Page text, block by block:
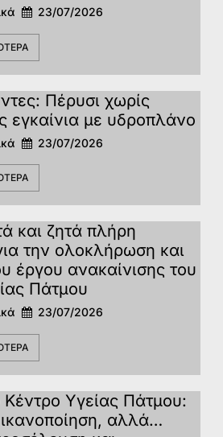
23/07/2026
Πέρυσι χωρίς
εγκαίνια με υδροπλάνο
23/07/2026
και ζητά πλήρη
την ολοκλήρωση και
έργου ανακαίνισης του
Πάτμου
23/07/2026
Κέντρο Υγείας Πάτμου:
αλλά…